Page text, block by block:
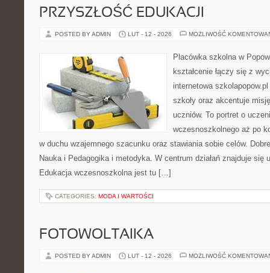
PRZYSZŁOŚĆ EDUKACJI
POSTED BY ADMIN LUT - 12 - 2026 MOŻLIWOŚĆ
Placówka szkolna w
kształcenie łączy się z
internetowa
szkoły oraz akcentuje
uczniów. To portret o
wczesnoszkolnego aż po
w duchu wzajemnego szacunku oraz stawiania sobie celów.
Nauka i Pedagogika i metodyka. W centrum działań znajduje się
Edukacja wczesnoszkolna jest tu […]
CATEGORIES: MODA I WARTOŚCI
FOTOWOLTAIKA
POSTED BY ADMIN LUT - 12 - 2026 MOŻLIWOŚĆ